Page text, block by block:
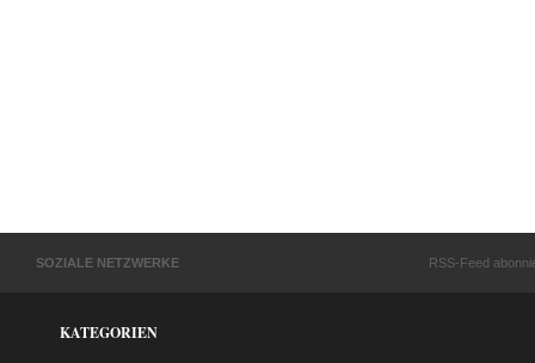
SOZIALE NETZWERKE RSS-Feed
KATEGORIEN